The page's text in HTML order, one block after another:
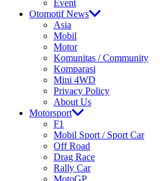
Event
Otomotif News
Asia
Mobil
Motor
Komunitas / Community
Komparasi
Mini 4WD
Privacy Policy
About Us
Motorsport
F1
Mobil Sport / Sport Car
Off Road
Drag Race
Rally Car
MotoGP